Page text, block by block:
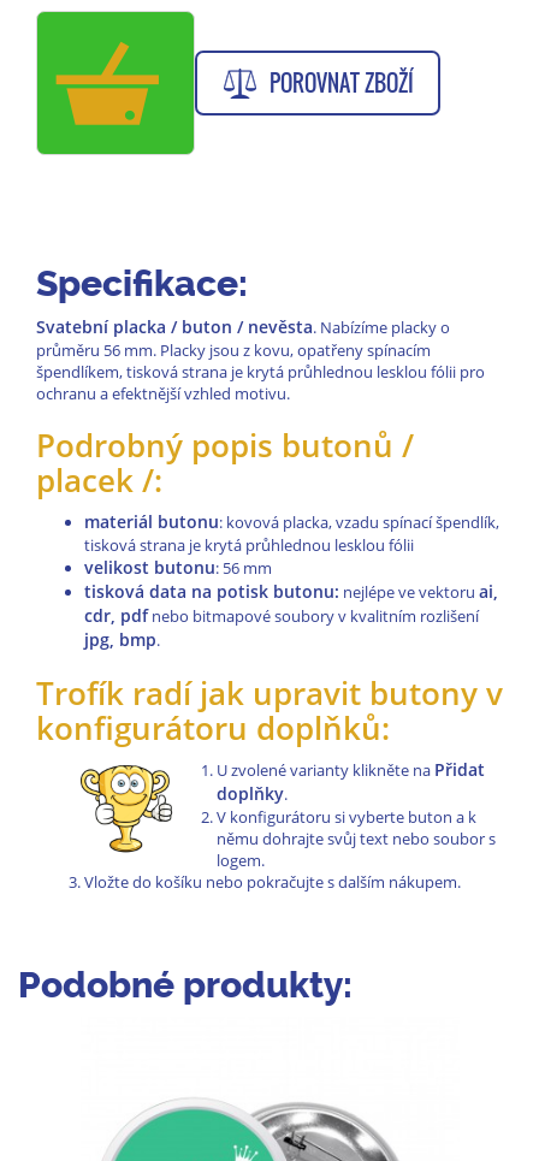
POROVNAT ZBOŽÍ
Specifikace:
Svatební placka / buton / nevěsta. Nabízíme placky o
průměru 56 mm. Placky jsou z kovu, opatřeny spínacím
špendlíkem, tisková strana je krytá průhlednou lesklou fólii pro
ochranu a efektnější vzhled motivu.
Podrobný popis butonů /
placek /:
materiál butonu: kovová placka, vzadu spínací špendlík,
tisková strana je krytá průhlednou lesklou fólii
velikost butonu: 56 mm
tisková data na potisk butonu: nejlépe ve vektoru ai,
cdr, pdfnebo bitmapové soubory v kvalitním rozlišení
jpg, bmp.
Trofík radí jak upravit butony v
konfigurátoru doplňků:
U zvolené varianty klikněte na Přidat
doplňky.
V konfigurátoru si vyberte buton a k
němu dohrajte svůj text nebo soubor s
logem.
Vložte do košíku nebo pokračujte s dalším nákupem.
Podobné produkty: